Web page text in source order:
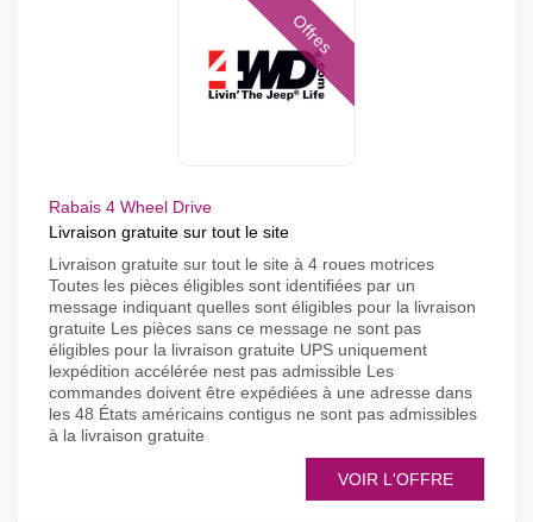
Offres
Rabais 4 Wheel Drive
Livraison gratuite sur tout le site
Livraison gratuite sur tout le site à 4 roues motrices
Toutes les pièces éligibles sont identifiées par un
message indiquant quelles sont éligibles pour la livraison
gratuite Les pièces sans ce message ne sont pas
éligibles pour la livraison gratuite UPS uniquement
lexpédition accélérée nest pas admissible Les
commandes doivent être expédiées à une adresse dans
les 48 États américains contigus ne sont pas admissibles
à la livraison gratuite
VOIR L'OFFRE